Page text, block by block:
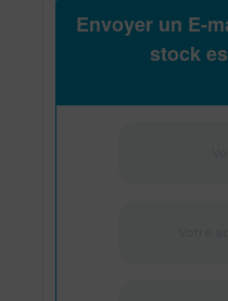
Envoyer un E-
stock